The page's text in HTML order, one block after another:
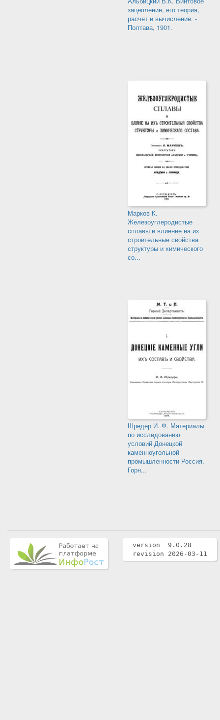
зацепление, его теория,
расчет и вычисление. -
Полтава, 1901.
Марков К.
Железоуглеродистые
сплавы и влиение на их
строительные свойства
структуры и химического
со...
Шредер И. Ф. Материалы
по исследованию
условий Донецкой
каменноугольной
промышленности Россия.
Горн...
version 9.0.28
revision 2026-03-11